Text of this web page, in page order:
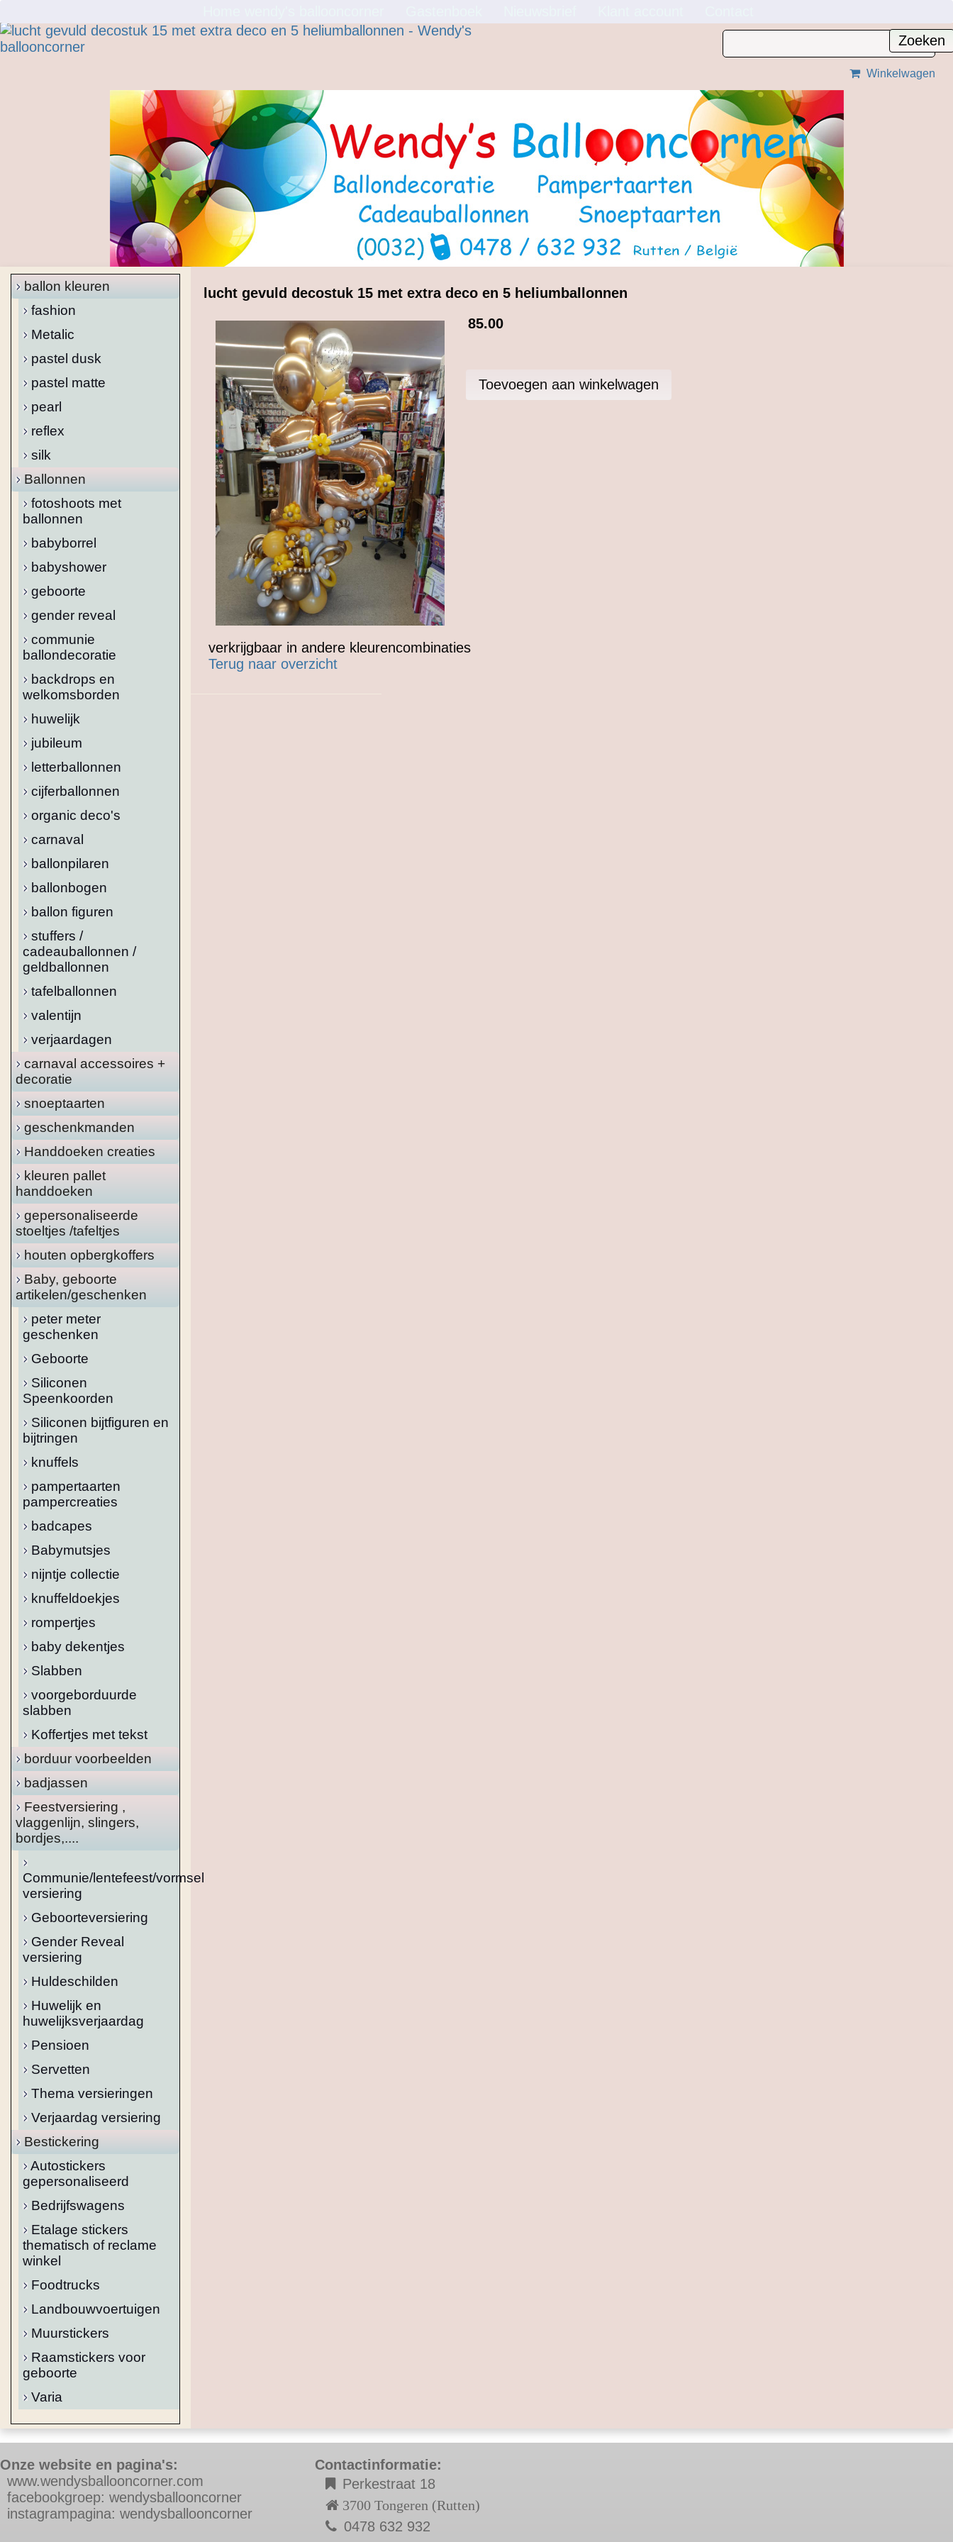
Winkelwagen
ballon kleuren
fashion
Metalic
pastel dusk
pastel matte
pearl
reflex
silk
Ballonnen
fotoshoots met
ballonnen
babyborrel
babyshower
geboorte
gender reveal
communie
ballondecoratie
backdrops en
welkomsborden
huwelijk
jubileum
letterballonnen
cijferballonnen
organic deco's
carnaval
ballonpilaren
ballonbogen
ballon figuren
stuffers /
cadeauballonnen /
geldballonnen
tafelballonnen
valentijn
verjaardagen
carnaval accessoires +
decoratie
snoeptaarten
geschenkmanden
Handdoeken creaties
kleuren pallet
handdoeken
gepersonaliseerde
stoeltjes /tafeltjes
houten opbergkoffers
Baby, geboorte
artikelen/geschenken
peter meter
geschenken
Geboorte
Siliconen
Speenkoorden
Siliconen bijtfiguren en
bijtringen
knuffels
pampertaarten
pampercreaties
badcapes
Babymutsjes
nijntje collectie
knuffeldoekjes
rompertjes
baby dekentjes
Slabben
voorgeborduurde
slabben
Koffertjes met tekst
borduur voorbeelden
badjassen
Feestversiering ,
vlaggenlijn, slingers,
bordjes,....
Communie/lentefeest/vormsel
versiering
Geboorteversiering
Gender Reveal
versiering
Huldeschilden
Huwelijk en
huwelijksverjaardag
Pensioen
Servetten
Thema versieringen
Verjaardag versiering
Bestickering
Autostickers
gepersonaliseerd
Bedrijfswagens
Etalage stickers
thematisch of reclame
winkel
Foodtrucks
Landbouwvoertuigen
Muurstickers
Raamstickers voor
geboorte
Varia
lucht gevuld decostuk 15 met extra deco en 5 heliumballonnen
85.00
verkrijgbaar in andere kleurencombinaties
Terug naar overzicht
Onze website en pagina's:
www.wendysballooncorner.com
facebookgroep: wendysballooncorner
instagrampagina: wendysballooncorner
Contactinformatie:
Perkestraat 18
3700 Tongeren (Rutten)
0478 632 932